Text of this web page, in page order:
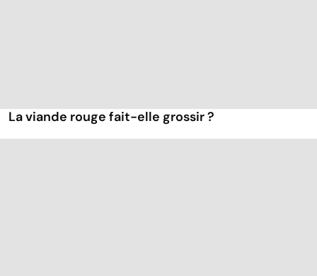
La viande rouge fait-elle grossir ?